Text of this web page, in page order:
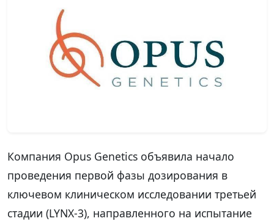
Компания Opus Genetics объявила начало
проведения первой фазы дозирования в
ключевом клиническом исследовании третьей
стадии (LYNX-3), направленного на испытание